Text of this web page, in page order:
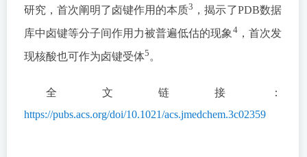
研究，首次阐明了卤键作用的本质3 ，揭示了PDB数据
库中卤键等分子间作用力被普遍低估的现象 4，首次发
现核酸也可作为卤键受体5。
全文链接：
https://pubs.acs.org/doi/10.1021/acs.jmedchem.3c02359